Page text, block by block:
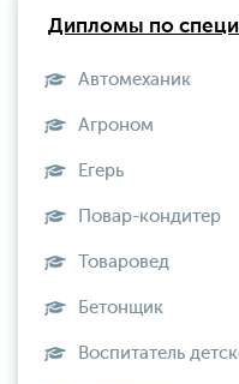
Дипломы по
Автомеханик
Агроном
Егерь
Повар-кондитер
Товаровед
Бетонщик
Воспитатель